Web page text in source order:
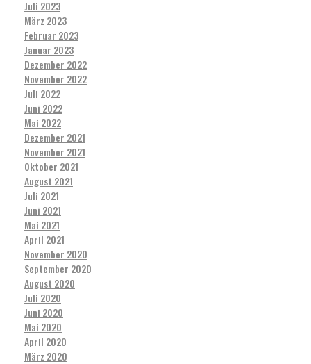
Juli 2023
März 2023
Februar 2023
Januar 2023
Dezember 2022
November 2022
Juli 2022
Juni 2022
Mai 2022
Dezember 2021
November 2021
Oktober 2021
August 2021
Juli 2021
Juni 2021
Mai 2021
April 2021
November 2020
September 2020
August 2020
Juli 2020
Juni 2020
Mai 2020
April 2020
März 2020